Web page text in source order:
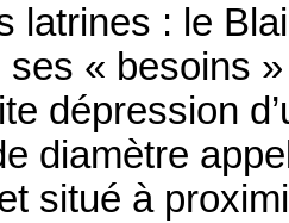
latrines : le
ses « besoins
dépression
diamètre
situé à